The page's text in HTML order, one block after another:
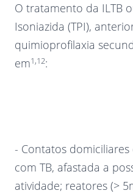
O tratamento da ILTB
Isoniazida (TPI),
quimioprofilaxia
em1,12:
- Contatos
com TB, afastada a
atividade; reatores (>